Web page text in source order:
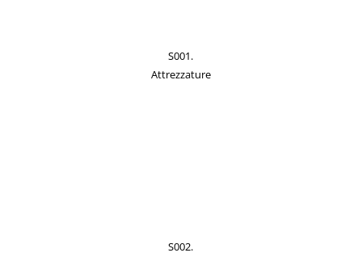
S001.
Attrezzature
S002.